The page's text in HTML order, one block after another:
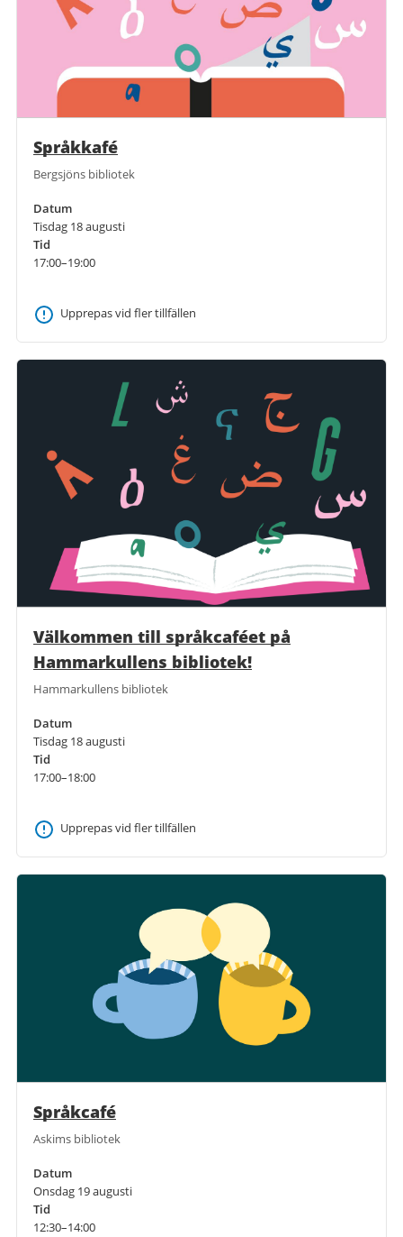
Språkkafé
Bergsjöns bibliotek
Datum
Tisdag 18 augusti
Tid
17:00–19:00
Upprepas vid fler tillfällen
Välkommen till språkcaféet på
Hammarkullens bibliotek!
Hammarkullens bibliotek
Datum
Tisdag 18 augusti
Tid
17:00–18:00
Upprepas vid fler tillfällen
Språkcafé
Askims bibliotek
Datum
Onsdag 19 augusti
Tid
12:30–14:00